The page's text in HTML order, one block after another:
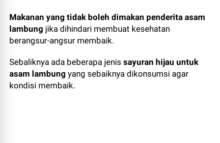
Makanan yang tidak boleh dimakan penderita asam
lambung jika dihindari membuat kesehatan
berangsur-angsur membaik.
Sebaliknya ada beberapa jenissayuran hijau untuk
asam lambungyang sebaiknya dikonsumsi agar
kondisi membaik.